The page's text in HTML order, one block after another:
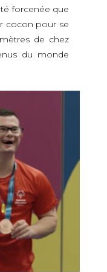
forcenée que
cocon pour se
de chez
du monde